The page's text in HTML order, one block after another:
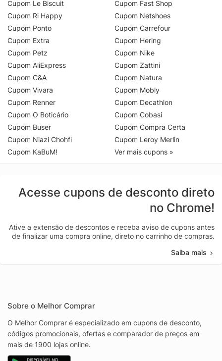
Cupom Le Biscuit
Cupom Ri Happy
Cupom Ponto
Cupom Extra
Cupom Petz
Cupom AliExpress
Cupom C&A
Cupom Vivara
Cupom Renner
Cupom O Boticário
Cupom Buser
Cupom Niazi Chohfi
Cupom KaBuM!
Cupom Fast Shop
Cupom Netshoes
Cupom Carrefour
Cupom Hering
Cupom Nike
Cupom Zattini
Cupom Natura
Cupom Mobly
Cupom Decathlon
Cupom Cobasi
Cupom Compra Certa
Cupom Leroy Merlin
Ver mais cupons »
Acesse cupons de desconto direto
no Chrome!
Ative a extensão de descontos e receba aviso de cupons antes
de finalizar uma compra online, direto no carrinho de compras.
Saiba mais
Sobre o Melhor Comprar
O Melhor Comprar é especializado em cupons de desconto,
códigos promocionais, ofertas e comparador de preços em
mais de 1900 lojas online.